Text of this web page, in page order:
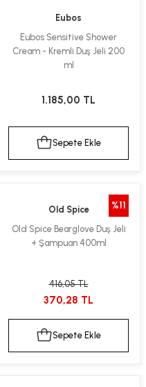
Eubos
Eubos Sensitive Shower
Cream - Kremli Duş Jeli 200
ml
1.185,00 TL
Sepete Ekle
%11
Old Spice
Old Spice Bearglove Duş Jeli
+ Şampuan 400ml
416,05 TL
370,28 TL
Sepete Ekle